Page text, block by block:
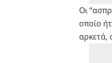
Οι
οποίο
αρκετά,